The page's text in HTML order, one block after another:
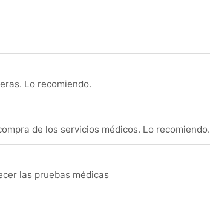
Lo recomiendo.
de los servicios médicos. Lo recomiendo.
las pruebas médicas